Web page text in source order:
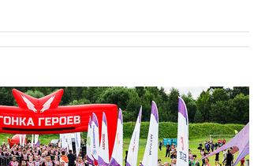
в Госдепе, чтобы «вести
войну»
Сеуту на параплане
00:30
FT: ЕС не готов принять в
блок Украину из-за уровня
коррупции